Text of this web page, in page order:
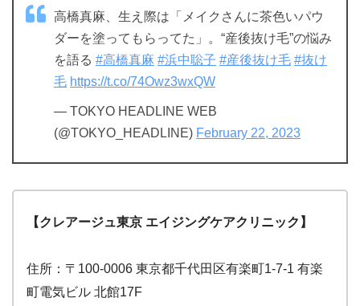
高橋真麻、生え際は「メイクさんに茶色いパウ
ダーを塗ってもらってた」。“産後抜け毛”の悩み
を語る #高橋真麻 #浜中聡子 #産後抜け毛 #抜け
毛 https://t.co/74Owz3wxQW
— TOKYO HEADLINE WEB
(@TOKYO_HEADLINE) February 22, 2023
【クレアージュ東京 エイジングケアクリニック】
住所：〒100-0006 東京都千代田区有楽町1-7-1 有楽
町電気ビル 北館17F